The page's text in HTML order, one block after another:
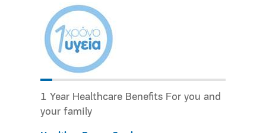
1 Year Healthcare Benefits For you and
your family